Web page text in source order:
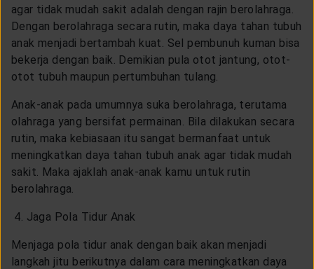
agar tidak mudah sakit adalah dengan rajin berolahraga.
Dengan berolahraga secara rutin, maka daya tahan tubuh
anak menjadi bertambah kuat. Sel pembunuh kuman bisa
bekerja dengan baik. Demikian pula otot jantung, otot-
otot tubuh maupun pertumbuhan tulang.
Anak-anak pada umumnya suka berolahraga, terutama
olahraga yang bersifat permainan. Bila dilakukan secara
rutin, maka kebiasaan itu sangat bermanfaat untuk
meningkatkan daya tahan tubuh anak agar tidak mudah
sakit. Maka ajaklah anak-anak kamu untuk rutin
berolahraga.
4. Jaga Pola Tidur Anak
Menjaga pola tidur anak dengan baik akan menjadi
langkah jitu berikutnya dalam cara meningkatkan daya